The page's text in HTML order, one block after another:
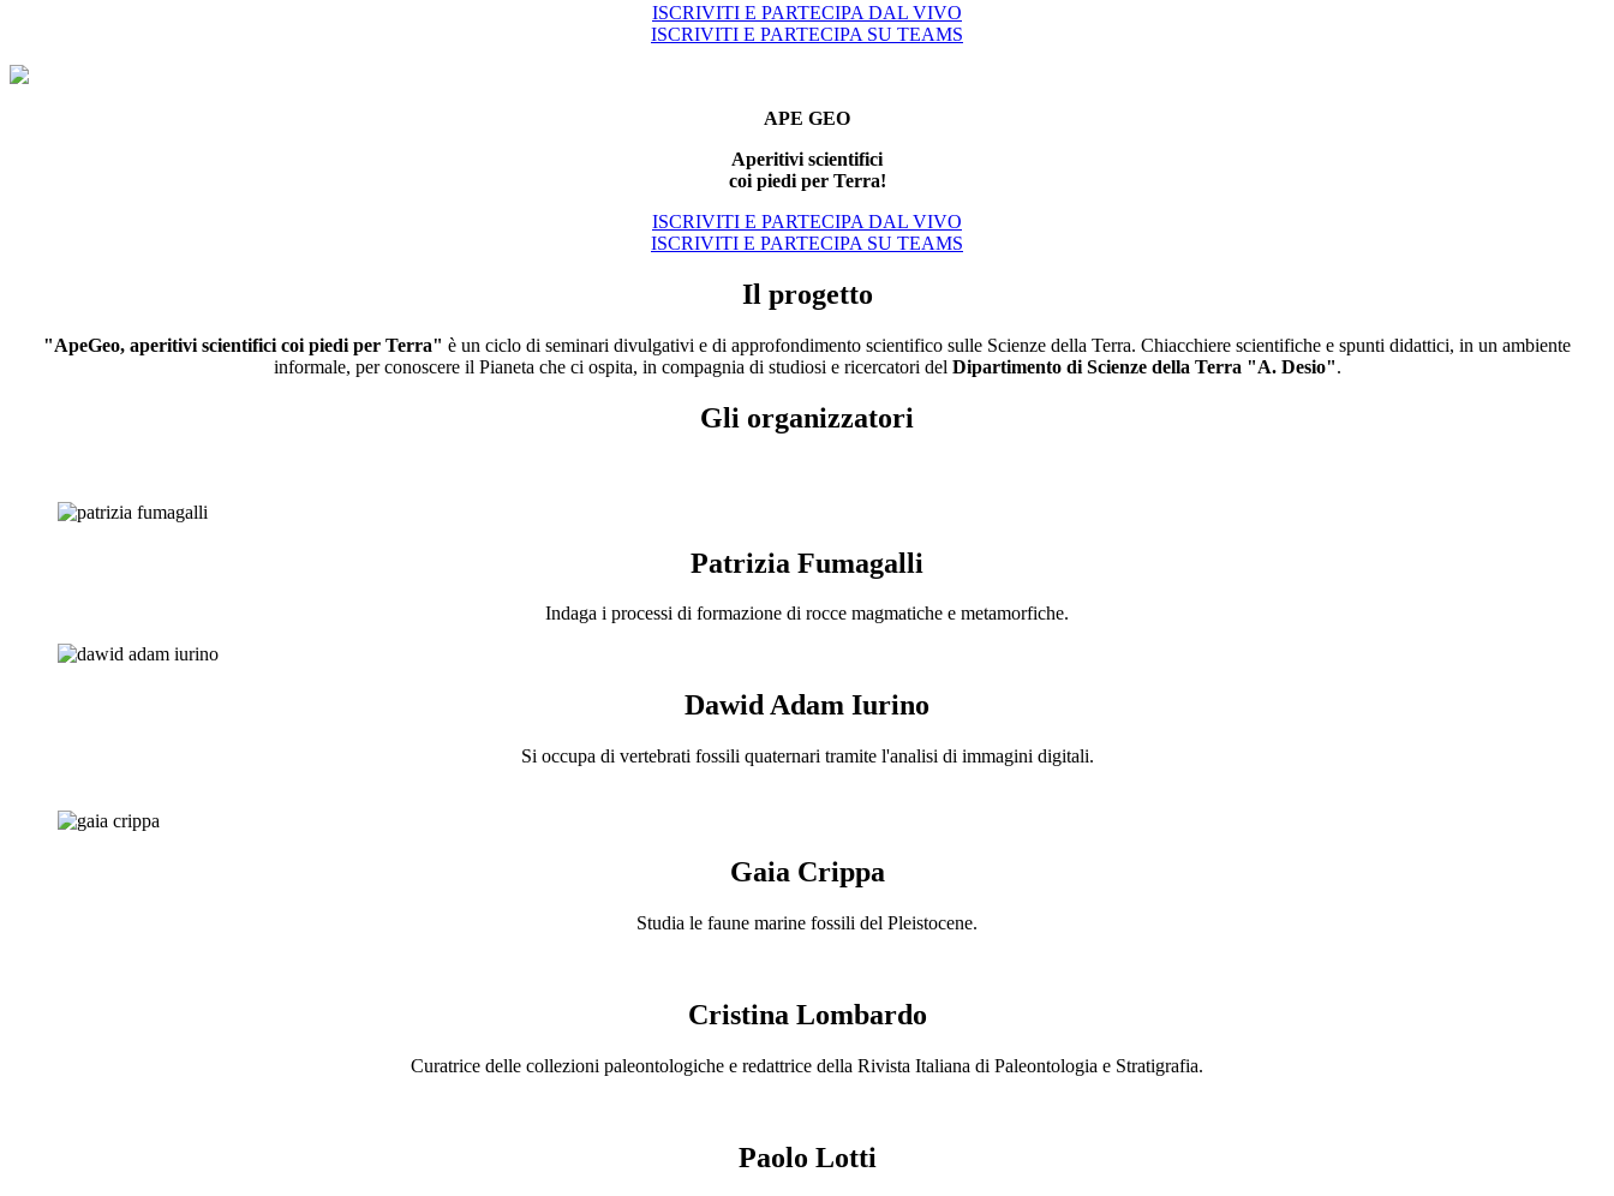
ISCRIVITI E PARTECIPA DAL VIVO
ISCRIVITI E PARTECIPA SU TEAMS
APE GEO
Aperitivi scientifici
coi piedi per Terra!
ISCRIVITI E PARTECIPA DAL VIVO
ISCRIVITI E PARTECIPA SU TEAMS
Il progetto
"ApeGeo, aperitivi scientifici coi piedi per Terra" è un ciclo di seminari divulgativi e di approfondimento scientifico sulle Scienze della Terra. Chiacchiere scientifiche e spunti didattici, in un ambiente
informale, per conoscere il Pianeta che ci ospita, in compagnia di studiosi e ricercatori del Dipartimento di Scienze della Terra "A. Desio".
Gli organizzatori
Patrizia Fumagalli
Indaga i processi di formazione di rocce magmatiche e metamorfiche.
Dawid Adam Iurino
Si occupa di vertebrati fossili quaternari tramite l'analisi di immagini digitali.
Gaia Crippa
Studia le faune marine fossili del Pleistocene.
Cristina Lombardo
Curatrice delle collezioni paleontologiche e redattrice della Rivista Italiana di Paleontologia e Stratigrafia.
Paolo Lotti